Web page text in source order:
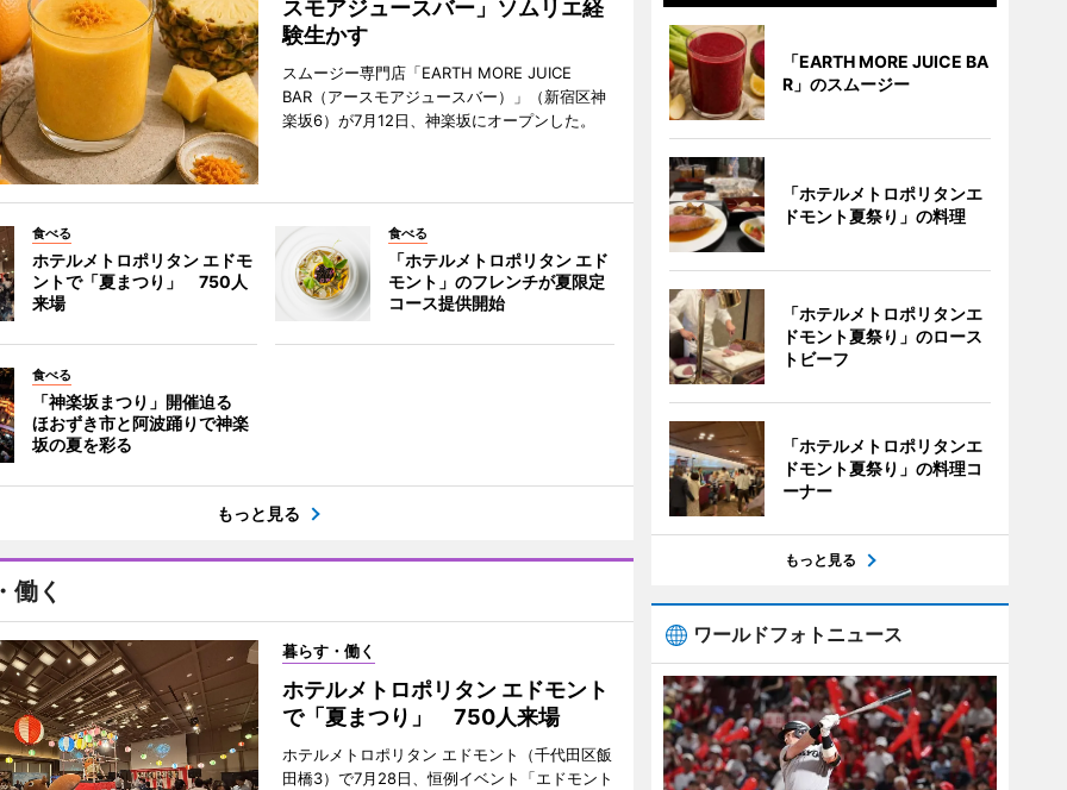
スモアジュースバー」ソムリエ経
験生かす
スムージー専門店「EARTH MORE JUICE
BAR（アースモアジュースバー）」（新宿区神
楽坂6）が7月12日、神楽坂にオープンした。
食べる
ホテルメトロポリタン エドモ
ントで「夏まつり」 750人
来場
食べる
「ホテルメトロポリタン エド
モント」のフレンチが夏限定
コース提供開始
食べる
「神楽坂まつり」開催迫る
ほおずき市と阿波踊りで神楽
坂の夏を彩る
もっと見る
働く
暮らす・働く
ホテルメトロポリタン エドモント
で「夏まつり」 750人来場
ホテルメトロポリタン エドモント（千代田区飯
田橋3）で7月28日、恒例イベント「エドモント
「EARTH MORE JUICE BA
R」のスムージー
「ホテルメトロポリタンエ
ドモント夏祭り」の料理
「ホテルメトロポリタンエ
ドモント夏祭り」のロース
トビーフ
「ホテルメトロポリタンエ
ドモント夏祭り」の料理コ
ーナー
もっと見る
ワールドフォトニュース